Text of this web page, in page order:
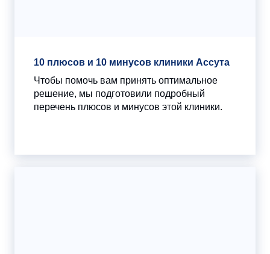
10 плюсов и 10 минусов клиники Ассута
Чтобы помочь вам принять оптимальное
решение, мы подготовили подробный
перечень плюсов и минусов этой клиники.